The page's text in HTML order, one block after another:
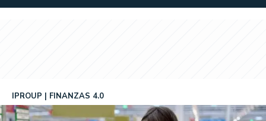
IPROUP FINANZAS 4.0